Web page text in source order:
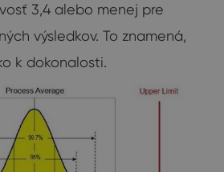
3,4 alebo menej pre
výsledkov. To znamená,
k dokonalosti.